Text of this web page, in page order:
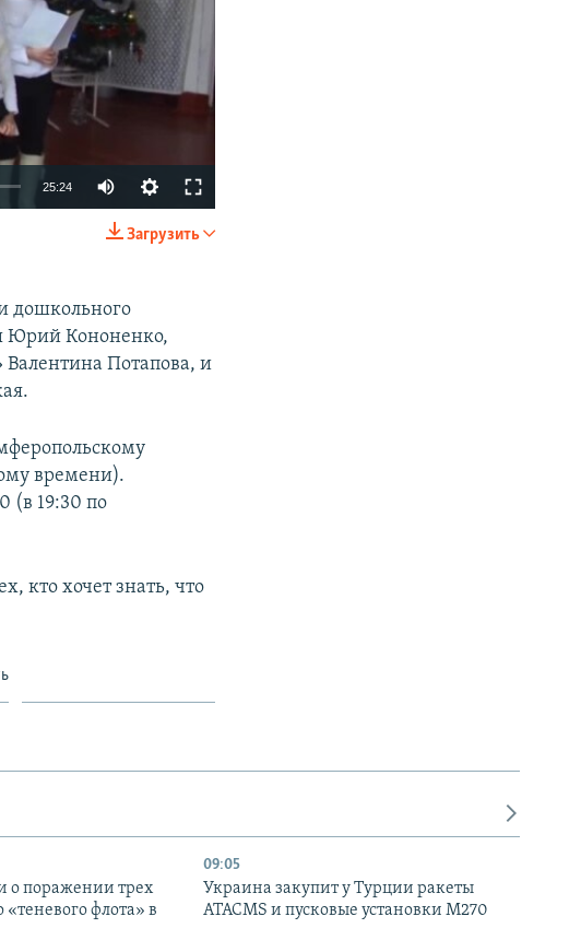
SHARE
25:24
Загрузить
дошкольного
Юрий Кононенко,
Потапова, и
времени).
(в 19:30 по
кто хочет знать, что
о поражении трех
«теневого флота» в
09:05
Украина закупит у Турции ракеты
ATACMS и пусковые установки M270